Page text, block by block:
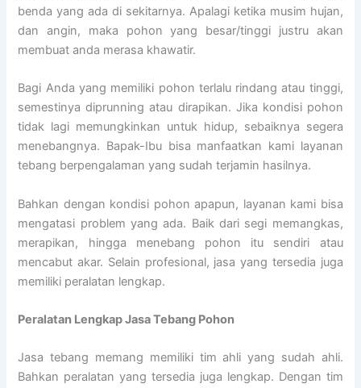
benda yang ada di sekitarnya. Apalagi ketika musim hujan,
dan angin, maka pohon yang besar/tinggi justru akan
membuat anda merasa khawatir.
Bagi Anda yang memiliki pohon terlalu rindang atau tinggi,
semestinya diprunning atau dirapikan. Jika kondisi pohon
tidak lagi memungkinkan untuk hidup, sebaiknya segera
menebangnya. Bapak-Ibu bisa manfaatkan kami layanan
tebang berpengalaman yang sudah terjamin hasilnya.
Bahkan dengan kondisi pohon apapun, layanan kami bisa
mengatasi problem yang ada. Baik dari segi memangkas,
merapikan, hingga menebang pohon itu sendiri atau
mencabut akar. Selain profesional, jasa yang tersedia juga
memiliki peralatan lengkap.
Peralatan Lengkap Jasa Tebang Pohon
Jasa tebang memang memiliki tim ahli yang sudah ahli.
Bahkan peralatan yang tersedia juga lengkap. Dengan tim